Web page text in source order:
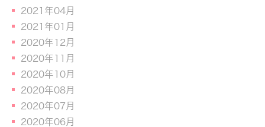
2021年04月
2021年01月
2020年12月
2020年11月
2020年10月
2020年08月
2020年07月
2020年06月